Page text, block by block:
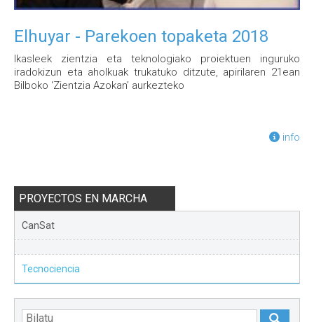
Elhuyar - Parekoen topaketa 2018
Ikasleek zientzia eta teknologiako proiektuen inguruko
iradokizun eta aholkuak trukatuko ditzute, apirilaren 21ean
Bilboko ‘Zientzia Azokan’ aurkezteko
info
PROYECTOS EN MARCHA
CanSat
Tecnociencia